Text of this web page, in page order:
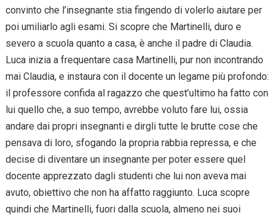
convinto che l’insegnante stia fingendo di volerlo aiutare per
poi umiliarlo agli esami. Si scopre che Martinelli, duro e
severo a scuola quanto a casa, è anche il padre di Claudia.
Luca inizia a frequentare casa Martinelli, pur non incontrando
mai Claudia, e instaura con il docente un legame più profondo:
il professore confida al ragazzo che quest’ultimo ha fatto con
lui quello che, a suo tempo, avrebbe voluto fare lui, ossia
andare dai propri insegnanti e dirgli tutte le brutte cose che
pensava di loro, sfogando la propria rabbia repressa, e che
decise di diventare un insegnante per poter essere quel
docente apprezzato dagli studenti che lui non aveva mai
avuto, obiettivo che non ha affatto raggiunto. Luca scopre
quindi che Martinelli, fuori dalla scuola, almeno nei suoi